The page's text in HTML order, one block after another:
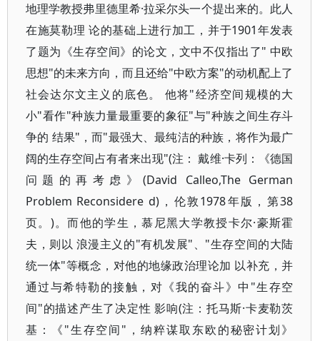
地理学教授弗里德里希·拉采尔头一个提出来的。此人
在施莫勒理 论的基础上进行加工，并于1901年发表
了题为《生存空间》的论文，文中不仅指出了" 中欧
思想"的未来方向，而且还给"中欧方案"的动机配上了
社会达尔文主义的底色。 他将"经济空间规模的大
小"看作"种族力量最重要的象征"与"种族之间生存斗
争的 结果"，而"最强大、最纯洁的种族，将作为最广
阔的生存空间占有者来出现"(注： 戴维·卡列：《德国
问题的再考虑》(David Calleo,The German
Problem Reconsidere d)，伦敦1978年版，第38
页。)。而他的学生，慕尼黑大学教授卡尔·豪斯霍
夫，则以 浪漫主义的"有机发展"、"生存空间的大陆
统一体"等概念，对他的地缘政治理论加 以补充，并
通过与希特勒的接触，对《我的奋斗》中"生存空
间"的描述产生了决定性 影响(注：托马斯·卡麦勒茨
基：《"生存空间"，纳粹谋取东欧的秘密计划》